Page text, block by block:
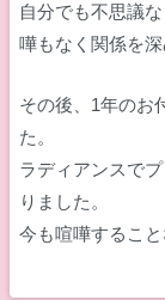
自分でも不思議
嘩もなく関係を深
その後、1年のお
た。
ラディアンスで
りました。
今も喧嘩するこ